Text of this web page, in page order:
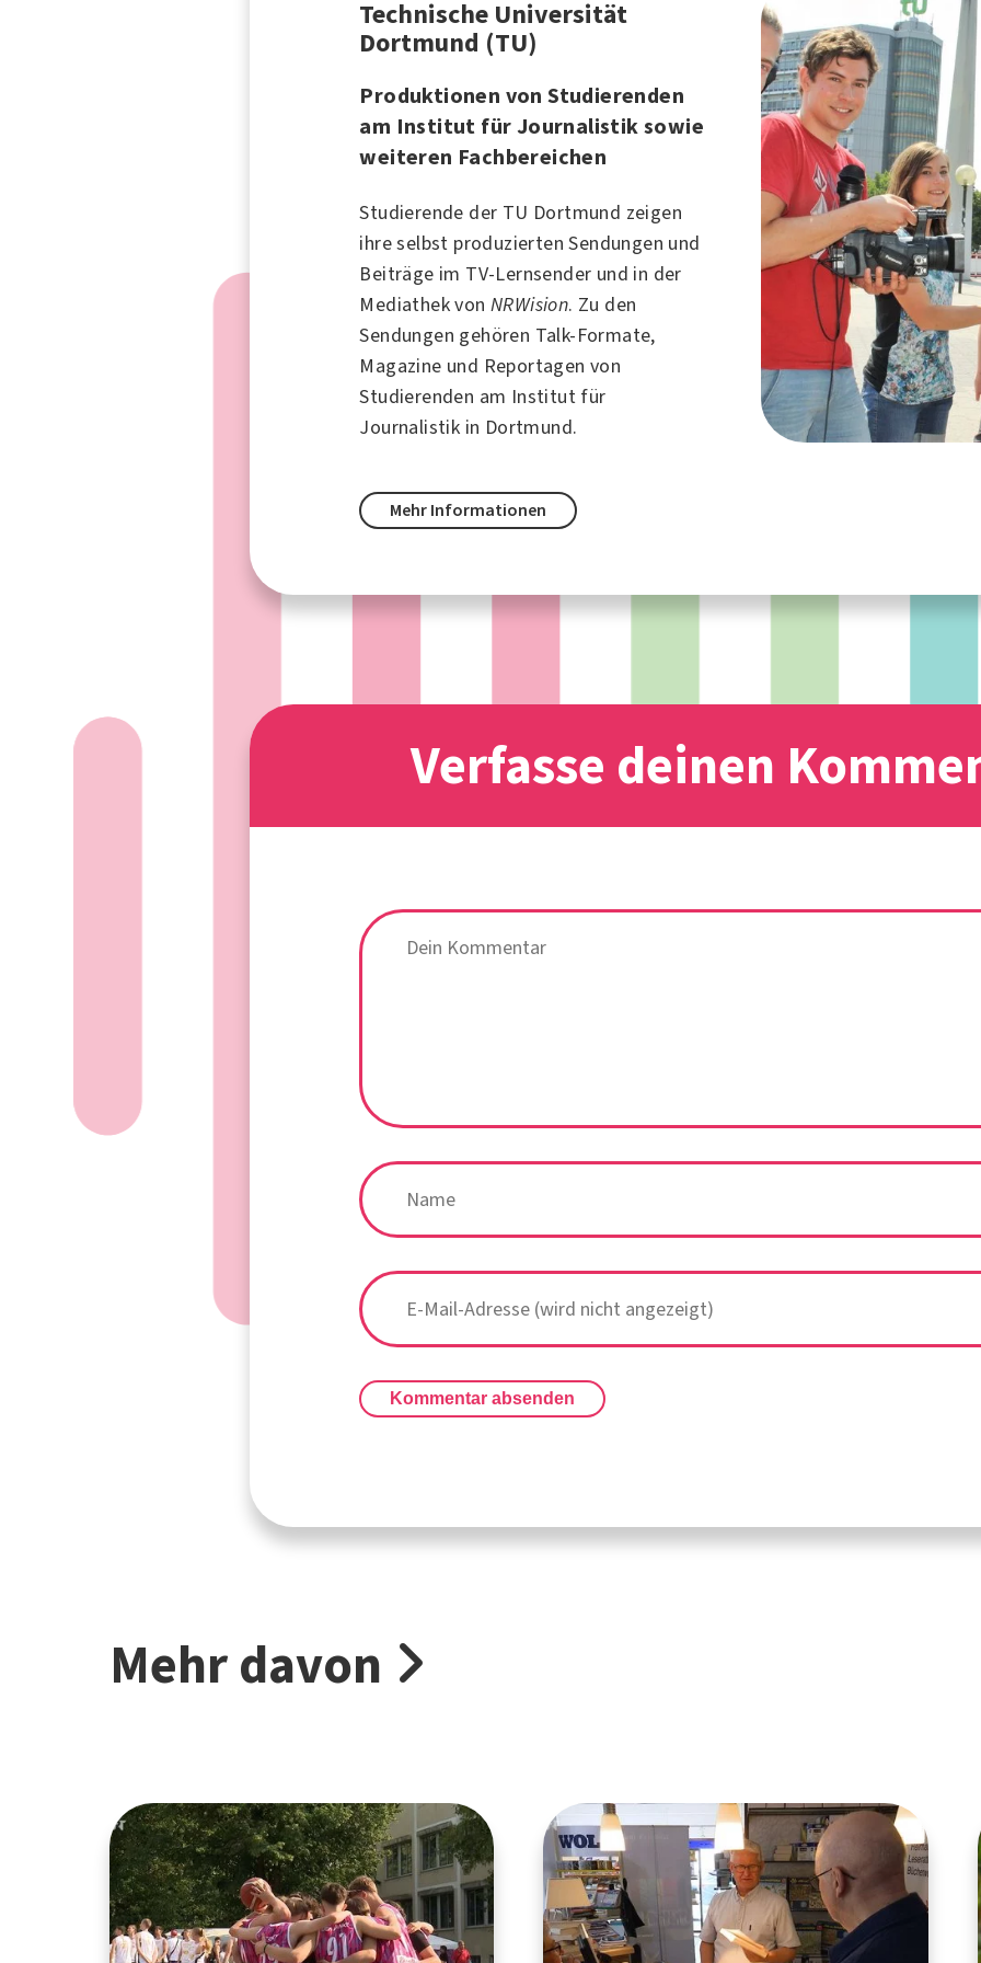
Technische Universität
Dortmund (TU)
Produktionen von Studierenden
am Institut für Journalistik sowie
weiteren Fachbereichen
Studierende der TU Dortmund zeigen
ihre selbst produzierten Sendungen und
Beiträge im TV-Lernsender und in der
Mediathek vonNRWision. Zu den
Sendungen gehören Talk-Formate,
Magazine und Reportagen von
Studierenden am Institut für
Journalistik in Dortmund.
Mehr Informationen
Verfasse deinen
Kommentar absenden
Mehr davon